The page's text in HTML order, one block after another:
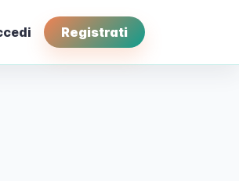
Registrati